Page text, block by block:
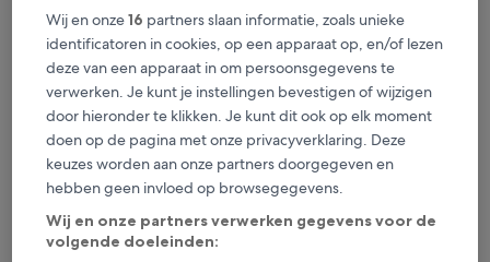
Grape Tree Villas 30
Grape Tree Villas 30
2.0-
sterrenaccommodatie
Seven Mile Beach
De
€ 449
€ 449
inclusief belastingen en toeslagen
14 aug - 15 aug
Wij en onze16 partners slaan informatie, zoals unieke
identificatoren in cookies, op een apparaat op, en/of lezen
deze van een apparaat in om persoonsgegevens te
verwerken. Je kunt je instellingen bevestigen of wijzigen
door hieronder te klikken. Je kunt dit ook op elk moment
doen op de pagina met onze privacyverklaring. Deze
keuzes worden aan onze partners doorgegeven en
hebben geen invloed op browsegegevens.
Wij en onze partners verwerken gegevens voor de
volgende doeleinden: